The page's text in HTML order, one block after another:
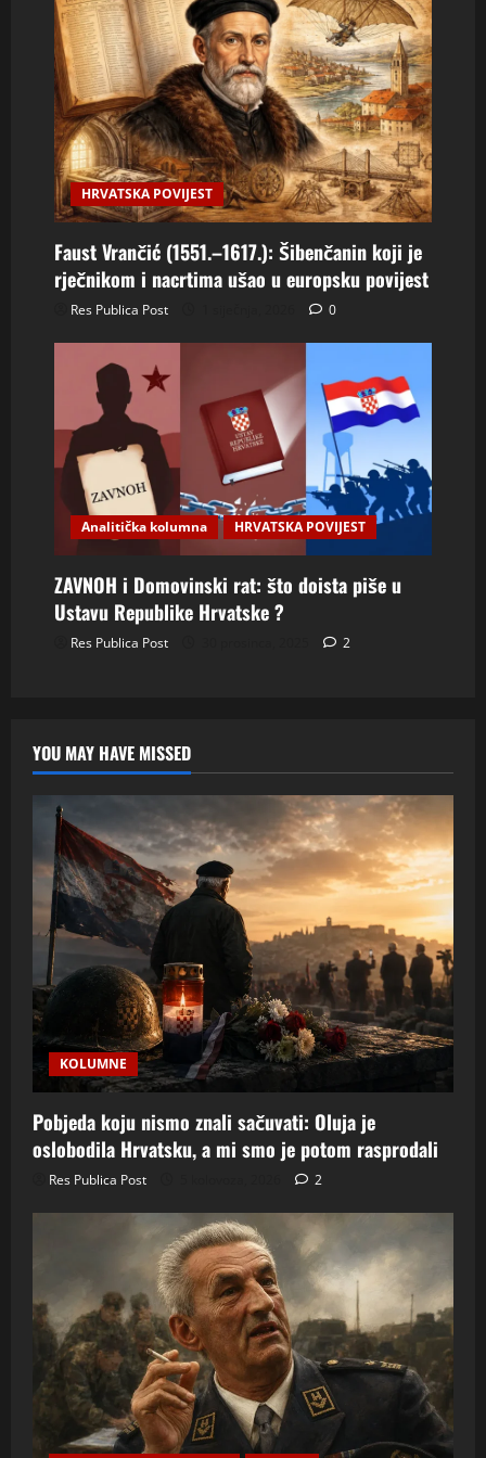
HRVATSKA POVIJEST
Faust Vrančić (1551.–1617.): Šibenčanin koji je
rječnikom i nacrtima ušao u europsku povijest
Res Publica Post 0
Analitička kolumna HRVATSKA POVIJEST
ZAVNOH i Domovinski rat: što doista piše u
Ustavu Republike Hrvatske ?
Res Publica Post 2
YOU MAY HAVE MISSED
KOLUMNE
Pobjeda koju nismo znali sačuvati: Oluja je
oslobodila Hrvatsku, a mi smo je potom rasprodali
Res Publica Post 2